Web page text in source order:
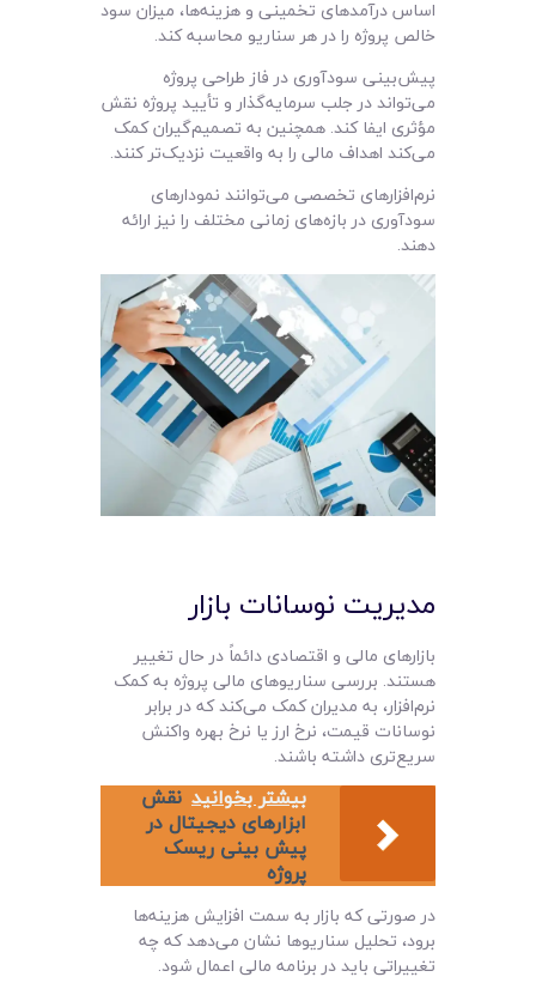
اساس درآمدهای تخمینی و هزینه‌ها، میزان سود
خالص پروژه را در هر سناریو محاسبه کند.
پیش‌بینی سودآوری در فاز طراحی پروژه
می‌تواند در جلب سرمایه‌گذار و تأیید پروژه نقش
مؤثری ایفا کند. همچنین به تصمیم‌گیران کمک
می‌کند اهداف مالی را به واقعیت نزدیک‌تر کنند.
نرم‌افزارهای تخصصی می‌توانند نمودارهای
سودآوری در بازه‌های زمانی مختلف را نیز ارائه
دهند.
مدیریت نوسانات بازار
بازارهای مالی و اقتصادی دائماً در حال تغییر
هستند. بررسی سناریوهای مالی پروژه به کمک
نرم‌افزار، به مدیران کمک می‌کند که در برابر
نوسانات قیمت، نرخ ارز یا نرخ بهره واکنش
سریع‌تری داشته باشند.
بیشتر بخوانید نقش
ابزارهای دیجیتال در
پیش‌ بینی ریسک
پروژه
در صورتی که بازار به سمت افزایش هزینه‌ها
برود، تحلیل سناریوها نشان می‌دهد که چه
تغییراتی باید در برنامه مالی اعمال شود.